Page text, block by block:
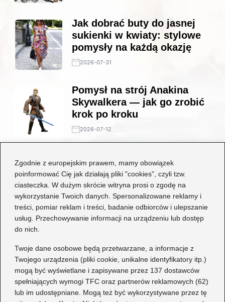
Zgodnie z europejskim prawem, mamy obowiązek
poinformować Cię jak działają pliki "cookies", czyli tzw.
ciasteczka. W dużym skrócie witryna prosi o zgodę na
wykorzystanie Twoich danych. Spersonalizowane reklamy i
treści, pomiar reklam i treści, badanie odbiorców i ulepszanie
usług. Przechowywanie informacji na urządzeniu lub dostęp
do nich.
Twoje dane osobowe będą przetwarzane, a informacje z
Twojego urządzenia (pliki cookie, unikalne identyfikatory itp.)
mogą być wyświetlane i zapisywane przez 137 dostawców
spełniających wymogi TFC oraz partnerów reklamowych (62)
lub im udostępniane. Mogą też być wykorzystywane przez tę
Jak dobrać buty do jasnej
sukienki w kwiaty: stylowe
pomysły na każdą okazję
2026-07-31
Pomysł na strój Anakina
Skywalkera — jak go zrobić
krok po kroku
2026-07-12
buty będą idealne do czarnej
koronkowej sukienki?
2026-06-29
Kategorie
Dziecko(17)
Moda(67)
Obuwie(76)
Odzież(7)